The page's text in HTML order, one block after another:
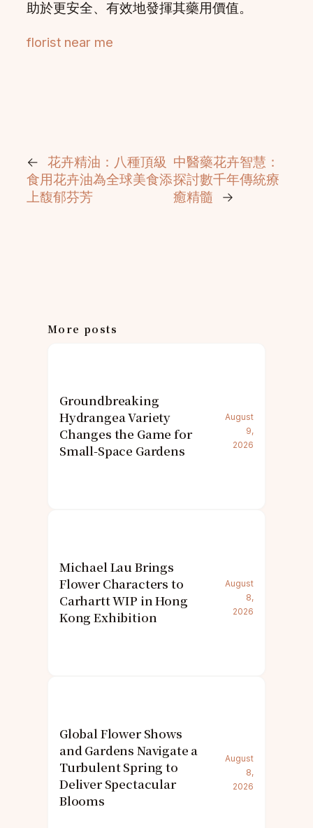
助於更安全、有效地發揮其藥用價值。
florist near me
←
花卉精油：八種頂級
食用花卉油為全球美食添
上馥郁芬芳
中醫藥花卉智慧：
探討數千年傳統療
癒精髓
→
More posts
Groundbreaking
Hydrangea Variety
Changes the Game for
Small-Space Gardens
August
9,
2026
Michael Lau Brings
Flower Characters to
Carhartt WIP in Hong
Kong Exhibition
August
8,
2026
Global Flower Shows
and Gardens Navigate a
Turbulent Spring to
Deliver Spectacular
Blooms
August
8,
2026